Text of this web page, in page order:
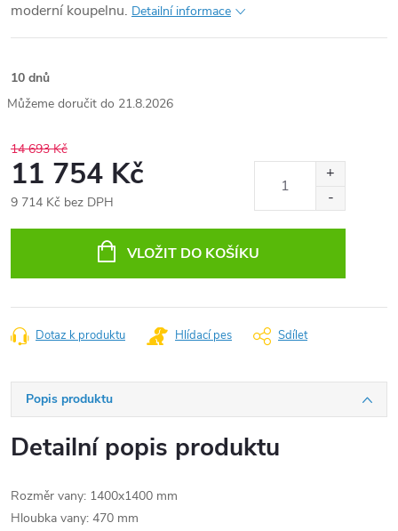
moderní koupelnu. Detailní informace
10 dnů
21.8.2026
14 693 Kč
11 754 Kč
9 714 Kč bez DPH
VLOŽIT DO KOŠÍKU
Dotaz k produktu Hlídací pes Sdílet
Popis produktu
Detailní popis produktu
Rozměr vany: 1400x1400 mm
Hloubka vany: 470 mm